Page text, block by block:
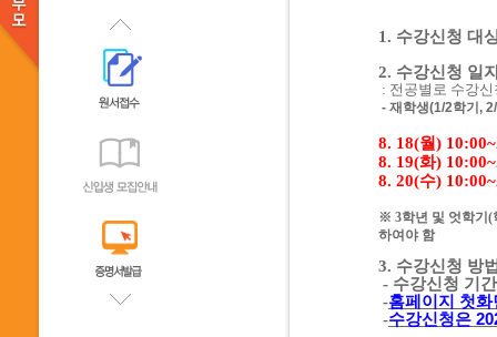
1. 수강신청 대
2. 수강신청 일
: 전공별로 수강
- 재학생(1/2학기 ,
8. 18(월)
8. 19(화)
8. 20(수)
※ 3학년 및 엇학기 (
하여야 함
3. 수강신청 방
- 수강신청 기간
-홈페이지 첫
-수강신청은